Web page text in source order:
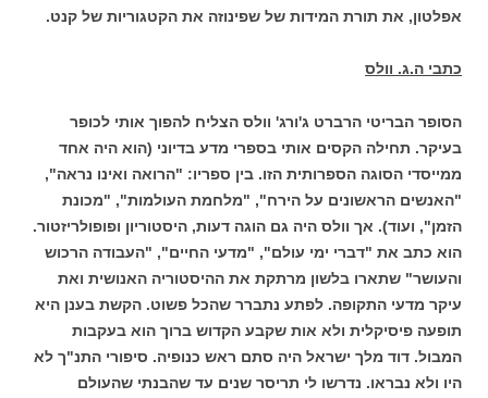
אפלטון, את תורת המידות של שפינוזה את הקטגוריות של קנט.
כתבי ה.ג. וולס
הסופר הבריטי הרברט ג'ורג' וולס הצליח להפוך אותי לכופר
בעיקר. תחילה הקסים אותי בספרי מדע בדיוני (הוא היה אחד
ממייסדי הסוגה הספרותית הזו. בין ספריו: "הרואה ואינו נראה",
"האנשים הראשונים על הירח", "מלחמת העולמות", "מכונת
הזמן", ועוד). אך וולס היה גם הוגה דעות, היסטוריון ופופולריזטור.
הוא כתב את "דברי ימי עולם", "מדעי החיים", "העבודה הרכוש
והעושר" שתארו בלשון מרתקת את ההיסטוריה האנושית ואת
עיקר מדעי התקופה. לפתע נתברר שהכל פשוט. הקשת בענן היא
תופעה פיסיקלית ולא אות שקבע הקדוש ברוך הוא בעקבות
המבול. דוד מלך ישראל היה סתם ראש כנופיה. סיפורי התנ"ך לא
היו ולא נבראו. נדרשו לי תריסר שנים עד שהבנתי שהעולם